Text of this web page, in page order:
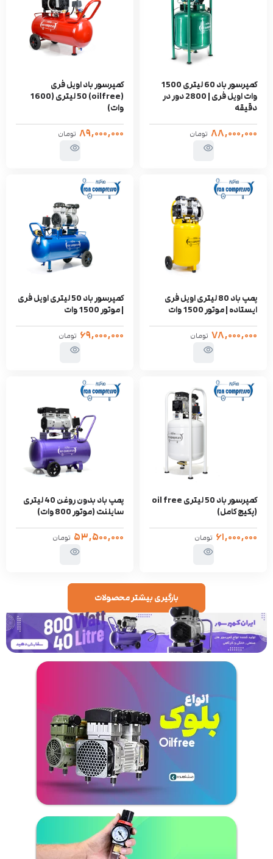
کمپرسور باد 60 لیتری 1500
وات اویل فری | 2800 دور در
دقیقه
۸۸,۰۰۰,۰۰۰ تومان
کمپرسور باد اویل فری
(oilfree) 50 لیتری (1600
وات)
۸۹,۰۰۰,۰۰۰ تومان
پمپ باد 80 لیتری اویل فری
ایستاده | موتور 1500 وات
۷۸,۰۰۰,۰۰۰ تومان
کمپرسور باد 50 لیتری اویل فری
| موتور 1500 وات
۶۹,۰۰۰,۰۰۰ تومان
کمپرسور باد 50 لیتری oil free
(پکیج کامل)
۶۱,۰۰۰,۰۰۰ تومان
پمپ باد بدون روغن 40 لیتری
سایلنت (موتور 800 وات)
۵۳,۵۰۰,۰۰۰ تومان
بارگیری بیشتر محصولات